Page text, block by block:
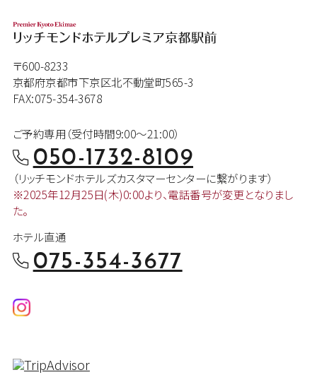
〒600-8233
京都府京都市下京区北不動堂町565-3
FAX:075-354-3678
ご予約専用（受付時間9:00～21:00）
050-1732-8109
（リッチモンドホテルズカスタマーセンターに繋がります）
※2025年12月25日(木)0:00より、電話番号が変更となりまし
た。
ホテル直通
075-354-3677